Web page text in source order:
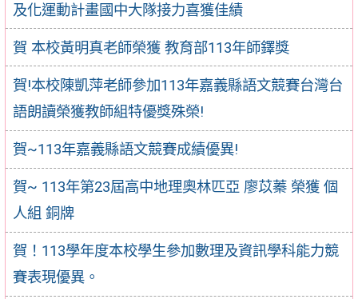
及化運動計畫國中大隊接力喜獲佳績
賀 本校黃明真老師榮獲 教育部113年師鐸獎
賀!本校陳凱萍老師參加113年嘉義縣語文競賽台灣台
語朗讀榮獲教師組特優獎殊榮!
賀~113年嘉義縣語文競賽成績優異!
賀~ 113年第23屆高中地理奧林匹亞 廖苡蓁 榮獲 個
人組 銅牌
賀！113學年度本校學生參加數理及資訊學科能力競
賽表現優異。